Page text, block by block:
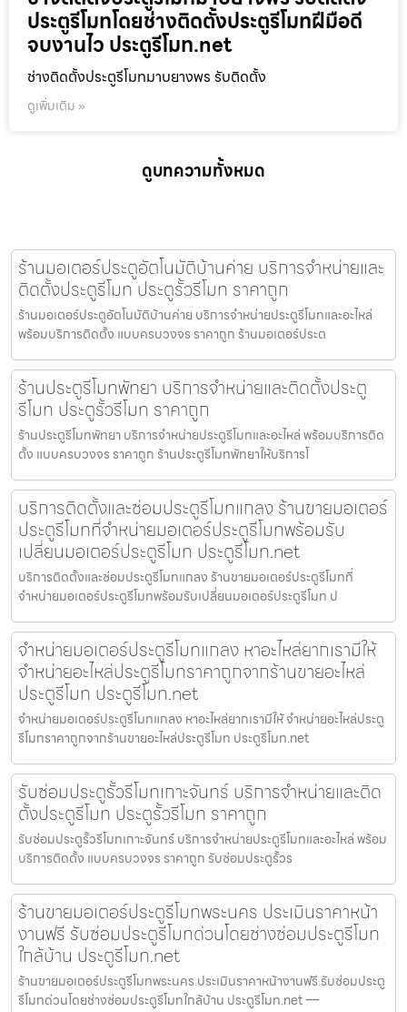
ประตูรีโมทโดยช่างติดตั้งประตูรีโมทฝีมือดี
จบงานไว ประตูรีโมท.net
ช่างติดตั้งประตูรีโมทมาบยางพร รับติดตั้ง
ดูเพิ่มเติม »
ดูบทความทั้งหมด
ร้านมอเตอร์ประตูอัตโนมัติบ้านค่าย บริการจำหน่ายและ
ติดตั้งประตูรีโมท ประตูรั้วรีโมท ราคาถูก
ร้านมอเตอร์ประตูอัตโนมัติบ้านค่าย บริการจำหน่ายประตูรีโมทและอะไหล่
พร้อมบริการติดตั้ง แบบครบวงจร ราคาถูก ร้านมอเตอร์ประต
ร้านประตูรีโมทพัทยา บริการจำหน่ายและติดตั้งประตู
รีโมท ประตูรั้วรีโมท ราคาถูก
ร้านประตูรีโมทพัทยา บริการจำหน่ายประตูรีโมทและอะไหล่ พร้อมบริการติด
ตั้ง แบบครบวงจร ราคาถูก ร้านประตูรีโมทพัทยาให้บริการโ
บริการติดตั้งและซ่อมประตูรีโมทแกลง ร้านขายมอเตอร์
ประตูรีโมทที่จำหน่ายมอเตอร์ประตูรีโมทพร้อมรับ
เปลี่ยนมอเตอร์ประตูรีโมท ประตูรีโมท.net
บริการติดตั้งและซ่อมประตูรีโมทแกลง ร้านขายมอเตอร์ประตูรีโมทที่
จำหน่ายมอเตอร์ประตูรีโมทพร้อมรับเปลี่ยนมอเตอร์ประตูรีโมท ป
จำหน่ายมอเตอร์ประตูรีโมทแกลง หาอะไหล่ยากเรามีให้
จำหน่ายอะไหล่ประตูรีโมทราคาถูกจากร้านขายอะไหล่
ประตูรีโมท ประตูรีโมท.net
จำหน่ายมอเตอร์ประตูรีโมทแกลง หาอะไหล่ยากเรามีให้ จำหน่ายอะไหล่ประตู
รีโมทราคาถูกจากร้านขายอะไหล่ประตูรีโมท ประตูรีโมท.net
รับซ่อมประตูรั้วรีโมทเกาะจันทร์ บริการจำหน่ายและติด
ตั้งประตูรีโมท ประตูรั้วรีโมท ราคาถูก
รับซ่อมประตูรั้วรีโมทเกาะจันทร์ บริการจำหน่ายประตูรีโมทและอะไหล่ พร้อม
บริการติดตั้ง แบบครบวงจร ราคาถูก รับซ่อมประตูรั้วร
ร้านขายมอเตอร์ประตูรีโมทพระนคร ประเมินราคาหน้า
งานฟรี รับซ่อมประตูรีโมทด่วนโดยช่างซ่อมประตูรีโมท
ใกล้บ้าน ประตูรีโมท.net
ร้านขายมอเตอร์ประตูรีโมทพระนคร ประเมินราคาหน้างานฟรี รับซ่อมประตู
รีโมทด่วนโดยช่างซ่อมประตูรีโมทใกล้บ้าน ประตูรีโมท.net —